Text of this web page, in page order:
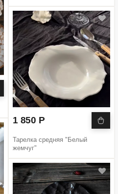
1 850 Р
Тарелка средняя "Белый
жемчуг"